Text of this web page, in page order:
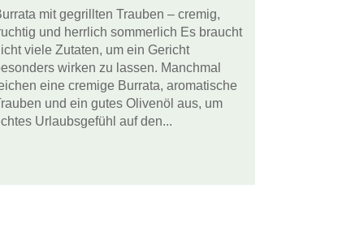
mit gegrillten Trauben – cremig,
und herrlich sommerlich Es braucht
viele Zutaten, um ein Gericht
wirken zu lassen. Manchmal
eine cremige Burrata, aromatische
und ein gutes Olivenöl aus, um
Urlaubsgefühl auf den...